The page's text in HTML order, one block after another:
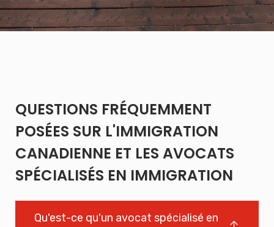
QUESTIONS FRÉQUEMMENT
POSÉES SUR L'IMMIGRATION
CANADIENNE ET LES AVOCATS
SPÉCIALISÉS EN IMMIGRATION
Qu'est-ce qu'un avocat spécialisé en